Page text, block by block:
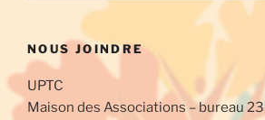
NOUS JOINDRE
UPTC
Maison des Associations – bureau 23